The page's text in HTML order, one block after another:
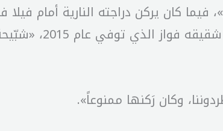
فيما كان يركن دراجته النارية أمام
السكني، هي مقر إقامة منذر
وكان رَكنها ممنوعاً».